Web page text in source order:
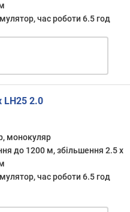
час роботи 6.5 год
LH25 2.0
монокуляр
до 1200 м, збільшення 2.5 x
час роботи 6.5 год